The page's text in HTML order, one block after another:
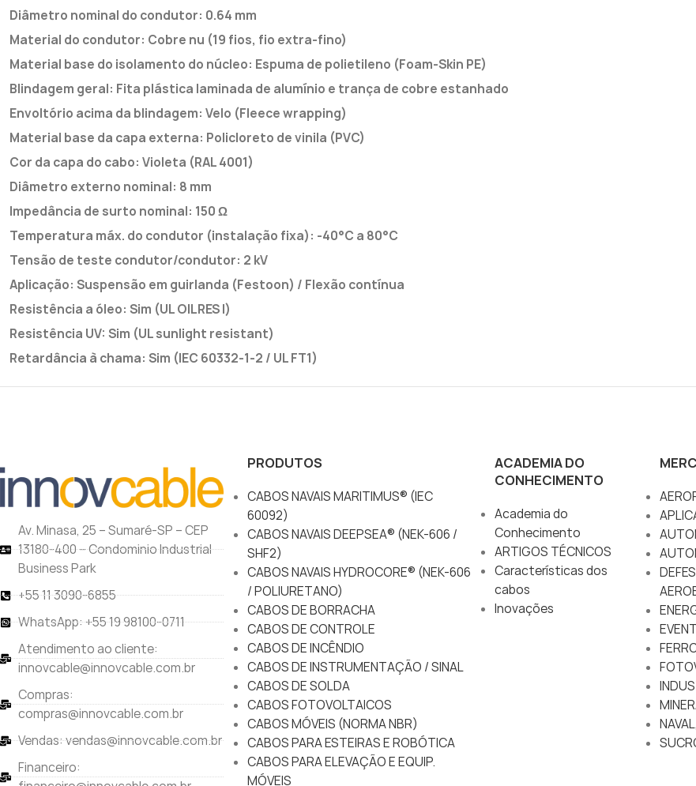
Diâmetro nominal do condutor: 0.64 mm
Material do condutor: Cobre nu (19 fios, fio extra-fino)
Material base do isolamento do núcleo: Espuma de polietileno (Foam-Skin PE)
Blindagem geral: Fita plástica laminada de alumínio e trança de cobre estanhado
Envoltório acima da blindagem: Velo (Fleece wrapping)
Material base da capa externa: Policloreto de vinila (PVC)
Cor da capa do cabo: Violeta (RAL 4001)
Diâmetro externo nominal: 8 mm
Impedância de surto nominal: 150 Ω
Temperatura máx. do condutor (instalação fixa): -40°C a 80°C
Tensão de teste condutor/condutor: 2 kV
Aplicação: Suspensão em guirlanda (Festoon) / Flexão contínua
Resistência a óleo: Sim (UL OILRES I)
Resistência UV: Sim (UL sunlight resistant)
Retardância à chama: Sim (IEC 60332-1-2 / UL FT1)
Av. Minasa, 25 – Sumaré-SP – CEP
13180-400 – Condominio Industrial
Business Park
+55 11 3090-6855
WhatsApp: +55 19 98100-0711
Atendimento ao cliente:
innovcable@innovcable.com.br
Compras:
compras@innovcable.com.br
Vendas: vendas@innovcable.com.br
Financeiro:
PRODUTOS
CABOS NAVAIS MARITIMUS® (IEC
60092)
CABOS NAVAIS DEEPSEA® (NEK-606 /
SHF2)
CABOS NAVAIS HYDROCORE® (NEK-606
/ POLIURETANO)
CABOS DE BORRACHA
CABOS DE CONTROLE
CABOS DE INCÊNDIO
CABOS DE INSTRUMENTAÇÃO / SINAL
CABOS DE SOLDA
CABOS FOTOVOLTAICOS
CABOS MÓVEIS (NORMA NBR)
CABOS PARA ESTEIRAS E ROBÓTICA
CABOS PARA ELEVAÇÃO E EQUIP.
MÓVEIS
ACADEMIA DO
CONHECIMENTO
Academia do
Conhecimento
ARTIGOS TÉCNICOS
Características dos
cabos
Inovações